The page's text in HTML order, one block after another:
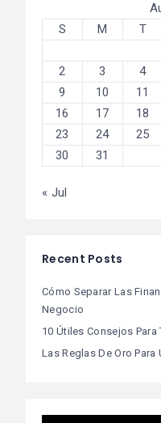
S
M T
2
3 4
9
10 11
16
17 18
23
24 25
30
31
« Jul
Recent Posts
Cómo Separar Las
Negocio
10 Útiles Consejos
Las Reglas De Oro